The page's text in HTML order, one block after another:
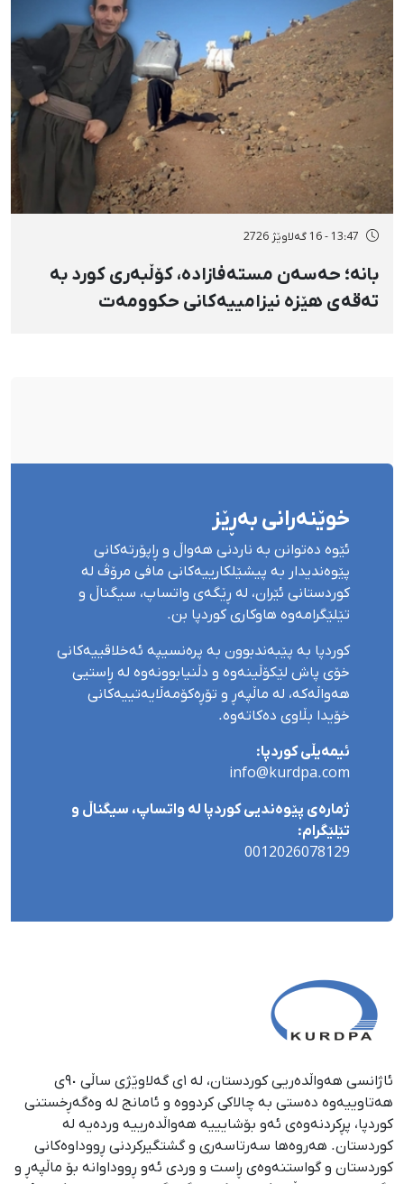
13:47 - 16 گەلاوێژ 2726
بانه؛ حەسەن مستەفازادە، کۆڵبەری کورد بە
تەقەی هێزە نیزامییەکانی حکوومەت
خوێنەرانی بەڕێز
ئێوە دەتوانن بە ناردنی هەواڵ و ڕاپۆرتەکانی
پێوەندیدار بە پیشێلکارییەکانی مافی مرۆڤ لە
کوردستانی ئێران، لە ڕێگەی واتساپ، سیگناڵ و
تێلێگرامەوە هاوکاری کوردپا بن.
کوردپا بە پێبەندبوون بە پرەنسیپە ئەخلاقییەکانی
خۆی پاش لێکۆڵینەوە و دڵنیابوونەوە لە ڕاستیی
هەواڵەکە، لە ماڵپەڕ و تۆڕەکۆمەڵایەتییەکانی
خۆیدا بڵاوی دەکاتەوە.
ئیمەیڵی کوردپا:
info@kurdpa.com
ژمارەی پێوەندیی کوردپا لە واتساپ، سیگناڵ و
تێلێگرام:
0012026078129
ئاژانسی هەواڵدەریی کوردستان، لە ١ی گەلاوێژی ساڵی ٩٠ی
هەتاوییەوە دەستی بە چالاکی کردووە و ئامانج لە وەگەڕخستنی
كوردپا، پڕكردنەوەی ئەو بۆشایییە هەواڵدەرییە وردەیە لە
كوردستان. هەروەها سەرتاسەری و گشتگیركردنی ڕووداوەكانی
كوردستان و گواستنەوەی ڕاست و وردی ئەو ڕووداوانە بۆ ماڵپەڕ و